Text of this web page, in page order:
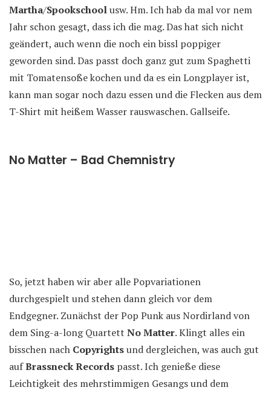
Martha/Spookschoolusw. Hm. Ich hab da mal vor nem
Jahr schon gesagt, dass ich die mag. Das hat sich nicht
geändert, auch wenn die noch ein bissl poppiger
geworden sind. Das passt doch ganz gut zum Spaghetti
mit Tomatensoße kochen und da es ein Longplayer ist,
kann man sogar noch dazu essen und die Flecken aus dem
T-Shirt mit heißem Wasser rauswaschen. Gallseife.
No Matter – Bad Chemnistry
So, jetzt haben wir aber alle Popvariationen
durchgespielt und stehen dann gleich vor dem
Endgegner. Zunächst der Pop Punk aus Nordirland von
dem Sing-a-long Quartett No Matter. Klingt alles ein
bisschen nach Copyrightsund dergleichen, was auch gut
aufBrassneck Records passt. Ich genieße diese
Leichtigkeit des mehrstimmigen Gesangs und dem